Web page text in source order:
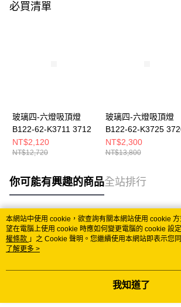
必買清單
玻璃四-六燈吸頂燈
B122-62-K3711 3712
NT$2,120
NT$12,720
玻璃四-六燈吸頂燈
B122-62-K3725
NT$2,300
NT$13,800
你可能有興趣的商品全站排行
熱門標籤
本網站中使用 cookie，欲查詢有關本網站使用 cookie
望在電腦上使用 cookie 時應如何變更電腦的 cookie 設
權條款 」之 Cookie 聲明。您繼續使用本網站即表示您
用條款之 Cookie 聲明使用 cookie。
了解更多 >
我知道了